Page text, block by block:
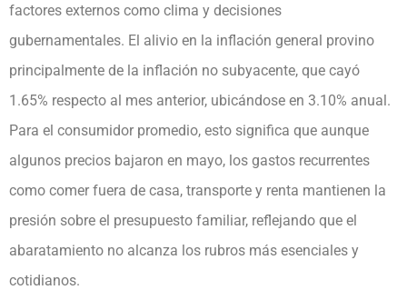
factores externos como clima y decisiones
gubernamentales. El alivio en la inflación general provino
principalmente de la inflación no subyacente, que cayó
1.65% respecto al mes anterior, ubicándose en 3.10% anual.
Para el consumidor promedio, esto significa que aunque
algunos precios bajaron en mayo, los gastos recurrentes
como comer fuera de casa, transporte y renta mantienen la
presión sobre el presupuesto familiar, reflejando que el
abaratamiento no alcanza los rubros más esenciales y
cotidianos.